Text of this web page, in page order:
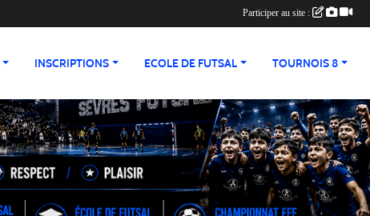
INSCRIPTIONS ECOLE DE FUTSAL TOURNOIS 8
Participer au site :